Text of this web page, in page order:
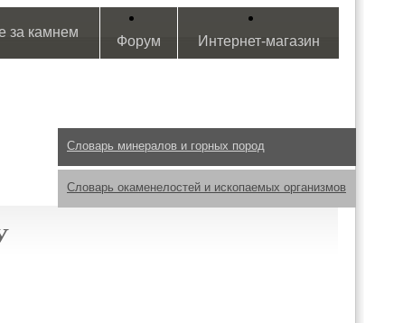
за камнем
Форум Интернет-магазин
Словарь минералов и горных пород
Словарь окаменелостей и ископаемых организмов